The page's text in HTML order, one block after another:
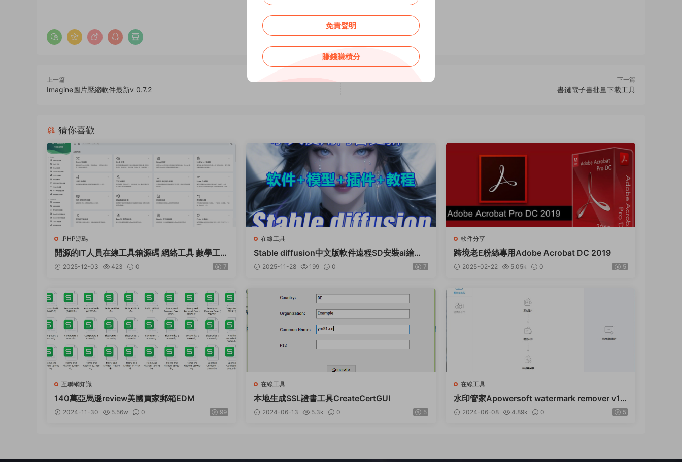
0 0
上一篇
Imagine圖片壓縮軟件最新v 0.7.2
下一篇
書鏈電子書批量下載工具
猜你喜歡
.PHP源碼
開源的IT人員在線工具箱源碼 網絡工具 數學工具
等 2025-12-03 423 0 7
在線工具
Stable diffusion中文版軟件遠程SD安裝ai繪畫
視頻教程模型插件
2025-11-28 199 0 7
軟件分享
跨境老E粉絲專用Adobe Acrobat DC 2019
2025-02-22 5.05k 0 5
互聯網知識
140萬亞馬遜review美國買家郵箱EDM
2024-11-30 5.56w 0 99
在線工具
本地生成SSL證書工具CreateCertGUI
2024-06-13 5.3k 0 5
在線工具
水印管家Apowersoft watermark remover v1.
4.4.2 中文去限制版下載
2024-06-08 4.89k 0 5
免責聲明
賺錢賺積分